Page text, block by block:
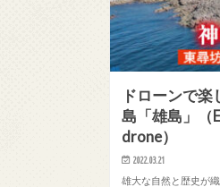
ドローンで
島「雄島」（
drone）
2022.03.21
雄大な自然と歴史が